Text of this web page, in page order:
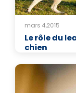
mars 4,2015
Le rôle du
chien